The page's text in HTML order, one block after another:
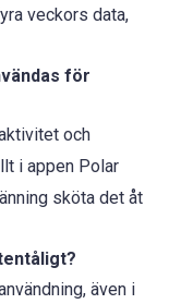
veckors data,
för
och
i appen Polar
sköta det åt
även i